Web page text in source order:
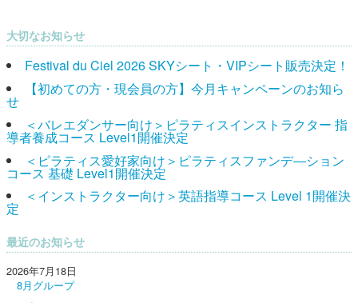
大切なお知らせ
Festival du Ciel 2026 SKYシート・VIPシート販売決定！
【初めての方・現会員の方】今月キャンペーンのお知ら
せ
＜バレエダンサー向け＞ピラティスインストラクター 指
導者養成コース Level1開催決定
＜ピラティス愛好家向け＞ピラティスファンデ―ション
コース 基礎 Level1開催決定
＜インストラクター向け＞英語指導コース Level 1開催決
定
最近のお知らせ
2026年7月18日
8月グループ